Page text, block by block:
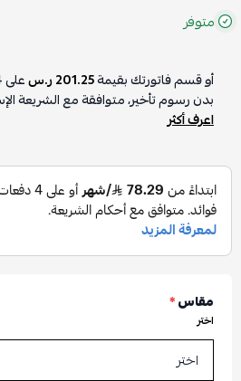
متوفر
أو قسم فاتورتك بقيمة201.25 ر.س على
بدون رسوم تأخير، متوافقة مع الشريعة
اعرف أكثر
مقاس*
اختر